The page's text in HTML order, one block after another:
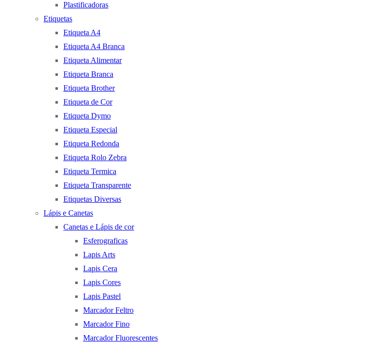
Plastificadoras
Etiquetas
Etiqueta A4
Etiqueta A4 Branca
Etiqueta Alimentar
Etiqueta Branca
Etiqueta Brother
Etiqueta de Cor
Etiqueta Dymo
Etiqueta Especial
Etiqueta Redonda
Etiqueta Rolo Zebra
Etiqueta Termica
Etiqueta Transparente
Etiquetas Diversas
Lápis e Canetas
Canetas e Lápis de cor
Esferograficas
Lapis Arts
Lapis Cera
Lapis Cores
Lapis Pastel
Marcador Feltro
Marcador Fino
Marcador Fluorescentes